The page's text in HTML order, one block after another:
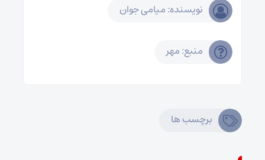
نویسنده: میامی جوان
منبع: مهر
برچسب ها